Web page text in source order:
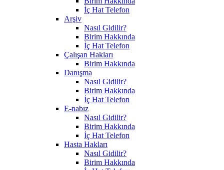
İç Hat Telefon
Arşiv
Nasıl Gidilir?
Birim Hakkında
İç Hat Telefon
Çalışan Hakları
Birim Hakkında
Danışma
Nasıl Gidilir?
Birim Hakkında
İç Hat Telefon
E-nabız
Nasıl Gidilir?
Birim Hakkında
İç Hat Telefon
Hasta Hakları
Nasıl Gidilir?
Birim Hakkında